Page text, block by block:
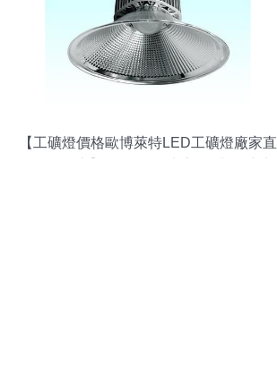
【工礦燈價格歐博萊特LED工礦燈廠家直